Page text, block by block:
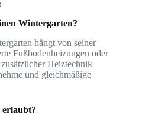
Wintergarten?
hängt von seiner
Fußbodenheizungen oder
Heiztechnik
und gleichmäßige